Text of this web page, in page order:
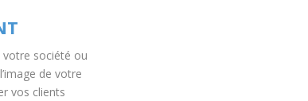
société ou
de votre
vos clients